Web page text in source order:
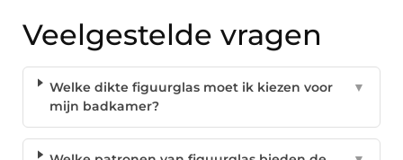
Veelgestelde vragen
Welke dikte figuurglas moet ik kiezen voor
mijn badkamer?
▼